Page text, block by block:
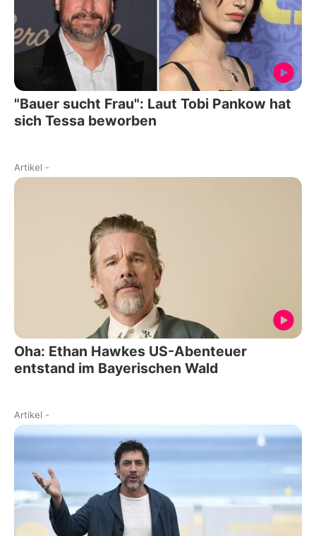
"Bauer sucht Frau": Laut Tobi Pankow hat
sich Tessa beworben
Artikel -
Oha: Ethan Hawkes US-Abenteuer
entstand im Bayerischen Wald
Artikel -